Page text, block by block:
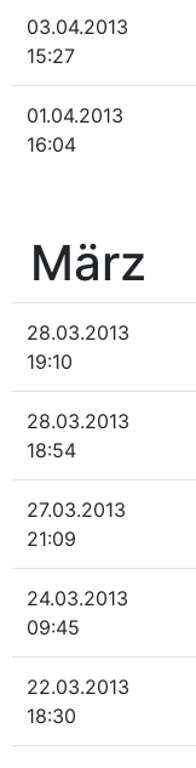
03.04.2013
15:27
01.04.2013
16:04
März
28.03.2013
19:10
28.03.2013
18:54
27.03.2013
21:09
24.03.2013
09:45
22.03.2013
18:30